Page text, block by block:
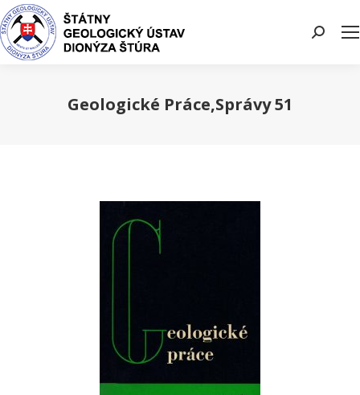
Search:
Geologické Práce,Správy 51